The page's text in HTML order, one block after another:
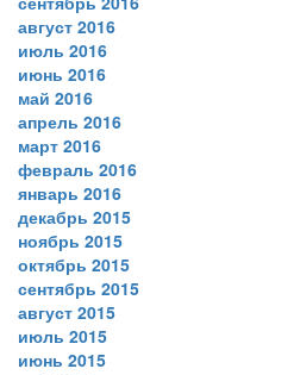
август 2016
июль 2016
июнь 2016
май 2016
апрель 2016
март 2016
февраль 2016
январь 2016
декабрь 2015
ноябрь 2015
октябрь 2015
сентябрь 2015
август 2015
июль 2015
июнь 2015